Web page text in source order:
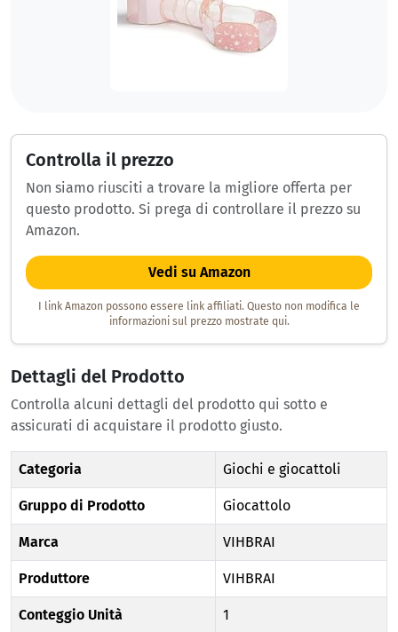
Controlla il prezzo
Non siamo riusciti a trovare la migliore offerta per
questo prodotto. Si prega di controllare il prezzo su
Amazon.
Vedi su Amazon
I link Amazon possono essere link affiliati. Questo non modifica le
informazioni sul prezzo mostrate qui.
Dettagli del Prodotto
Controlla alcuni dettagli del prodotto qui sotto e
assicurati di acquistare il prodotto giusto.
Categoria Giochi e giocattoli
Gruppo di Prodotto Giocattolo
Marca VIHBRAI
Produttore VIHBRAI
Conteggio Unità 1